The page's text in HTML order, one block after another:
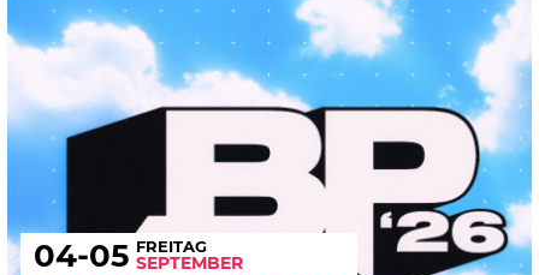
04-05 FREITAG
SEPTEMBER